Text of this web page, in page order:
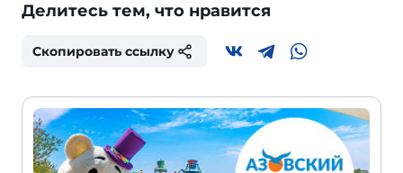
Делитесь тем, что нравится
Скопировать ссылку